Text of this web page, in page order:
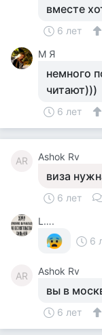
вместе
6 лет
М Я
немного
читают)))
6 лет
AR Ashok Rv
виза
6 лет
L….
6
AR Ashok Rv
вы в
6 лет